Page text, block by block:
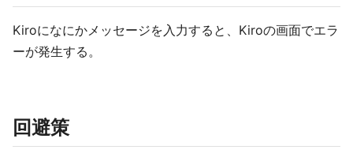
Kiroになにかメッセージを入力すると、Kiroの画面でエラ
ーが発生する。
回避策